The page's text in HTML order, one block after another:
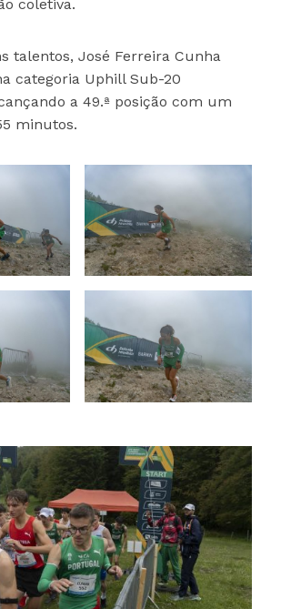
coletiva.
talentos, José Ferreira Cunha
categoria Uphill Sub-20
a 49.ª posição com um
minutos.